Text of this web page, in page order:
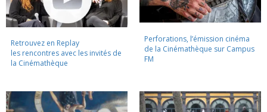
Retrouvez en Replay
les rencontres avec les invités de
la Cinémathèque
Perforations, l’émission cinéma
de la Cinémathèque sur Campus
FM